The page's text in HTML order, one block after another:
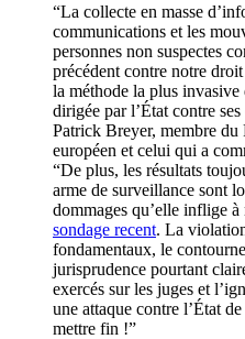
“La collecte en masse
communications et les
personnes non suspectes
précédent contre notre
la méthode la plus invasive
dirigée par l’État contre
Patrick Breyer, membre du
européen et celui qui a
“De plus, les résultats
arme de surveillance sont
dommages qu’elle inflige à
sondage recent. La
fondamentaux, le
jurisprudence pourtant
exercés sur les juges et
une attaque contre l’État
mettre fin !”